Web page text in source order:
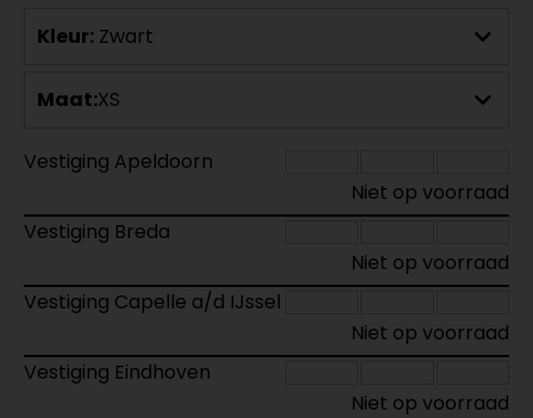
Kleur: Zwart
Maat:XS
Vestiging Apeldoorn
Niet op voorraad
Vestiging Breda
Niet op voorraad
Vestiging Capelle a/d IJssel
Niet op voorraad
Vestiging Eindhoven
Niet op voorraad